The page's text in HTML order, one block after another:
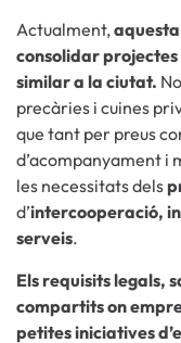
Actualment,aquesta
consolidar
similar a la ciutat.
precàries i cuines
que tant per preus
d’acompanyament i
les necessitats dels
d’intercooperació,
serveis.
Els requisits legals,
compartits on
petites iniciatives